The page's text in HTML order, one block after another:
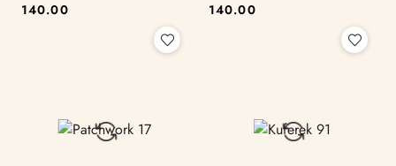
Cena:
140.00 Cena:
140.00